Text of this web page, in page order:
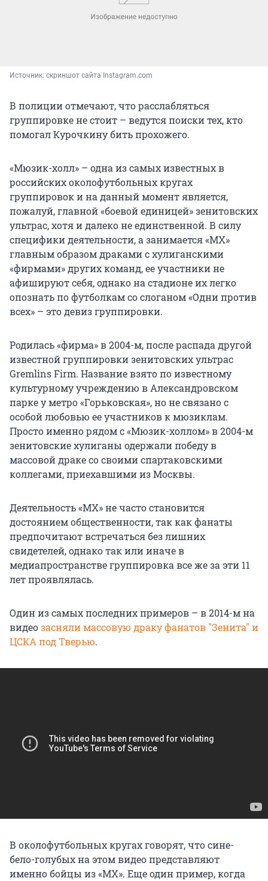
Источник: скриншот сайта Instagram.com
В полиции отмечают, что расслабляться
группировке не стоит – ведутся поиски тех, кто
помогал Курочкину бить прохожего.
«Мюзик-холл» – одна из самых известных в
российских околофутбольных кругах
группировок и на данный момент является,
пожалуй, главной «боевой единицей» зенитовских
ультрас, хотя и далеко не единственной. В силу
специфики деятельности, а занимается «МХ»
главным образом драками с хулиганскими
«фирмами» других команд, ее участники не
афишируют себя, однако на стадионе их легко
опознать по футболкам со слоганом «Одни против
всех» – это девиз группировки.
Родилась «фирма» в 2004-м, после распада другой
известной группировки зенитовских ультрас
Gremlins Firm. Название взято по известному
культурному учреждению в Александровском
парке у метро «Горьковская», но не связано с
особой любовью ее участников к мюзиклам.
Просто именно рядом с «Мюзик-холлом» в 2004-м
зенитовские хулиганы одержали победу в
массовой драке со своими спартаковскими
коллегами, приехавшими из Москвы.
Деятельность «МХ» не часто становится
достоянием общественности, так как фанаты
предпочитают встречаться без лишних
свидетелей, однако так или иначе в
медиапространстве группировка все же за эти 11
лет проявлялась.
Один из самых последних примеров – в 2014-м на
видеозасняли массовую драку фанатов "Зенита" и
ЦСКА под Тверью.
В околофутбольных кругах говорят, что сине-
бело-голубых на этом видео представляют
именно бойцы из «МХ». Еще один пример, когда